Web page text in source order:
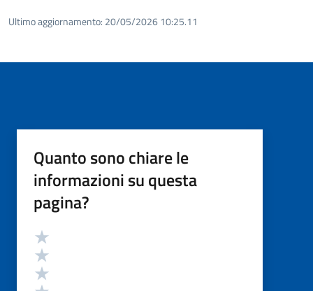
Ultimo aggiornamento: 20/05/2026 10:25.11
Quanto sono chiare le
informazioni su questa
pagina?
Valutazione